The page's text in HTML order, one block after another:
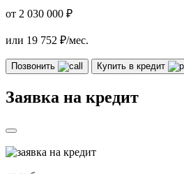
от 2 030 000 ₽
или 19 752 ₽/мес.
Позвонить Купить в кредит
Заявка на кредит